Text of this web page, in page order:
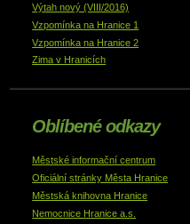
Výtah nový (VIII/2016)
Vzpomínka na Hranice 1
Vzpomínka na Hranice 2
Zima v Hranicích
Oblíbené odkazy
Městské informační centrum
Oficiální stránky Města Hranice
Městská knihovna Hranice
Nemocnice Hranice a.s.